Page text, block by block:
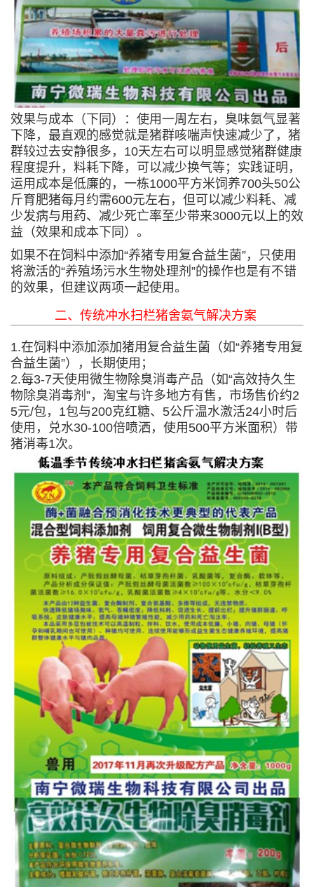
效果与成本（下同）：使用一周左右，臭味氨气显著
下降，最直观的感觉就是猪群咳喘声快速减少了，猪
群较过去安静很多，10天左右可以明显感觉猪群健康
程度提升，料耗下降，可以减少换气等；实践证明，
运用成本是低廉的，一栋1000平方米饲养700头50公
斤育肥猪每月约需600元左右，但可以减少料耗、减
少发病与用药、减少死亡率至少带来3000元以上的效
益（效果和成本下同）。
如果不在饲料中添加“养猪专用复合益生菌”，只使用
将激活的“养殖场污水生物处理剂”的操作也是有不错
的效果，但建议两项一起使用。
二、传统冲水扫栏猪舍氨气解决方案
1.在饲料中添加添加猪用复合益生菌（如“养猪专用复
合益生菌”），长期使用；
2.每3-7天使用微生物除臭消毒产品（如“高效持久生
物除臭消毒剂”，淘宝与许多地方有售，市场售价约2
5元/包，1包与200克红糖、5公斤温水激活24小时后
使用，兑水30-100倍喷洒，使用500平方米面积）带
猪消毒1次。